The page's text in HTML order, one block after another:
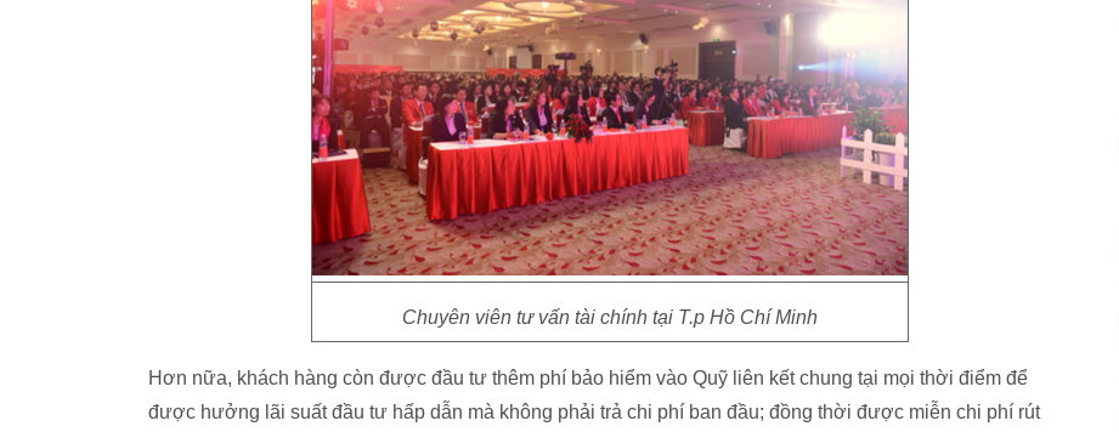
Chuyên viên tư vấn tài chính tại T.p Hồ Chí Minh
Hơn nữa, khách hàng còn được đầu tư thêm phí bảo hiểm vào Quỹ liên kết chung tại mọi thời điểm để
được hưởng lãi suất đầu tư hấp dẫn mà không phải trả chi phí ban đầu; đồng thời được miễn chi phí rút